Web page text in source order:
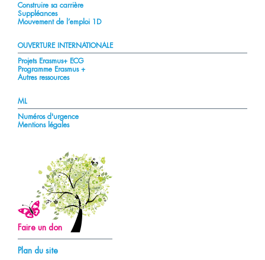
Construire sa carrière
Suppléances
Mouvement de l’emploi 1D
OUVERTURE INTERNATIONALE
Projets Erasmus+ ECG
Programme Erasmus +
Autres ressources
ML
Numéros d'urgence
Mentions légales
Faire un don
Plan du site